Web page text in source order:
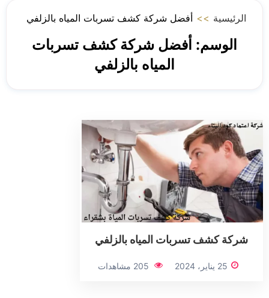
الرئيسية >> أفضل شركة كشف تسربات المياه بالزلفي
الوسم: أفضل شركة كشف تسربات
المياه بالزلفي
شركة كشف تسربات المياه بالزلفي
25 يناير، 2024 205 مشاهدات